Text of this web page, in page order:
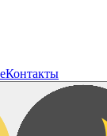
Контакты